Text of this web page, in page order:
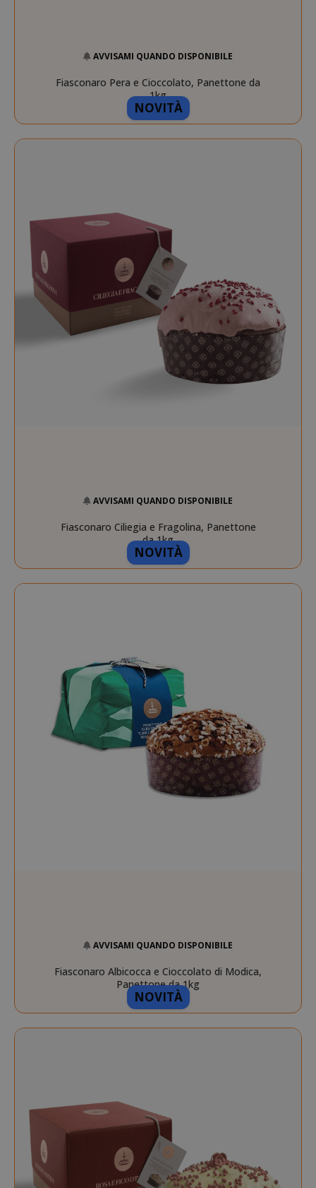
NOVITÀ
AVVISAMI QUANDO DISPONIBILE
Fiasconaro Pera e Cioccolato, Panettone da
1kg
NOVITÀ
AVVISAMI QUANDO DISPONIBILE
Fiasconaro Ciliegia e Fragolina, Panettone
da 1kg
NOVITÀ
AVVISAMI QUANDO DISPONIBILE
Fiasconaro Albicocca e Cioccolato di Modica,
Panettone da 1kg